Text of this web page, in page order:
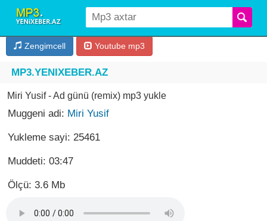
Zengimcell Youtube mp3
MP3.YENIXEBER.AZ
Miri Yusif - Ad günü (remix) mp3 yukle
Muggeni adi: Miri Yusif
Yukleme sayi: 25461
Muddeti: 03:47
Ölçü: 3.6 Mb